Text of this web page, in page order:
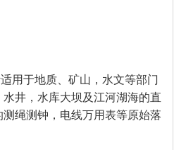
用于地质、矿山，水文等部门
井，水库大坝及江河湖海的直
绳测钟，电线万用表等原始落